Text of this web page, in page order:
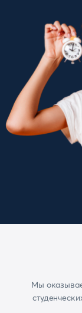
Мы